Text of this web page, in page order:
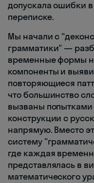
допускала ошибки
переписке.
Мы начали с
грамматики" —
временные формы
компоненты и
повторяющиеся
что большинство
вызваны попытками
конструкции с
напрямую. Вместо
систему
где каждая
представлялась в
математического